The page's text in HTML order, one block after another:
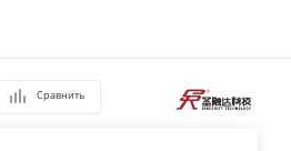
Сравнить